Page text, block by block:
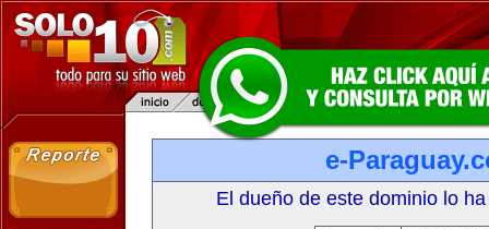
e-
El dueño de este dominio lo